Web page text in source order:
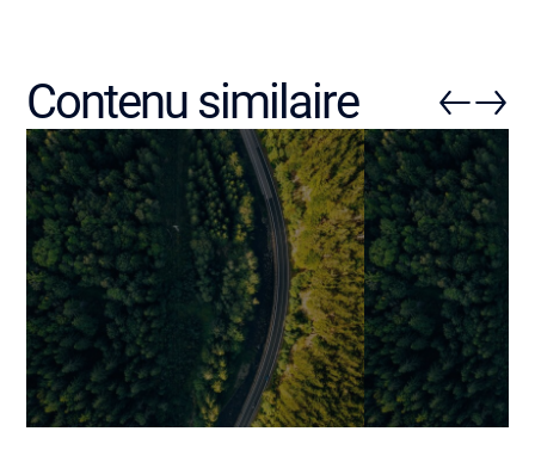
Contenu similaire